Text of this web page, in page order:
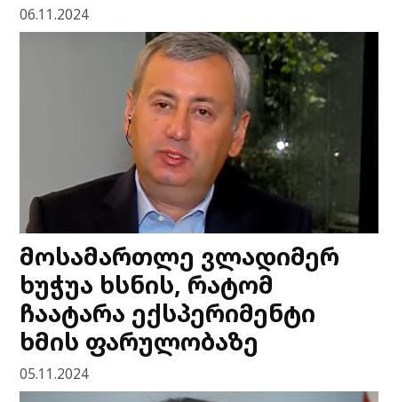
06.11.2024
მოსამართლე ვლადიმერ
ხუჭუა ხსნის, რატომ
ჩაატარა ექსპერიმენტი
ხმის ფარულობაზე
05.11.2024